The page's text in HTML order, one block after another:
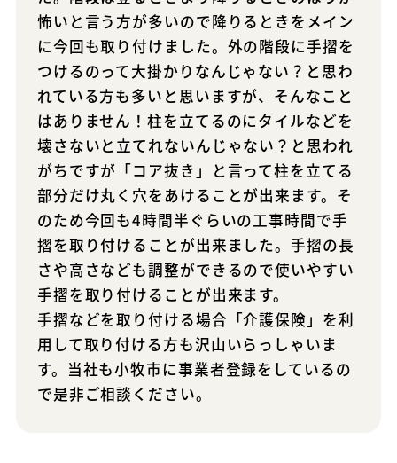
怖いと言う方が多いので降りるときをメイン
に今回も取り付けました。外の階段に手摺を
つけるのって大掛かりなんじゃない？と思わ
れている方も多いと思いますが、そんなこと
はありません！柱を立てるのにタイルなどを
壊さないと立てれないんじゃない？と思われ
がちですが「コア抜き」と言って柱を立てる
部分だけ丸く穴をあけることが出来ます。そ
のため今回も4時間半ぐらいの工事時間で手
摺を取り付けることが出来ました。手摺の長
さや高さなども調整ができるので使いやすい
手摺を取り付けることが出来ます。
手摺などを取り付ける場合「介護保険」を利
用して取り付ける方も沢山いらっしゃいま
す。当社も小牧市に事業者登録をしているの
で是非ご相談ください。